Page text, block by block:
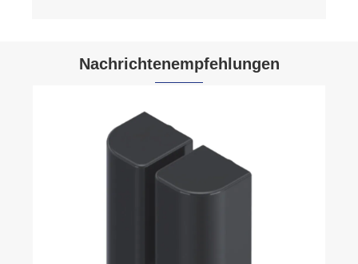
Nachrichtenempfehlungen